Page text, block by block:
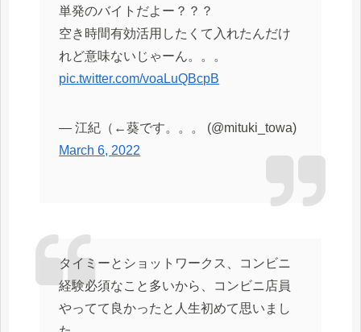
単発のバイトだよー？？？
空き時間有効活用したくて入れたんだけ
れど意味ないじゃーん。。。
pic.twitter.com/voaLuQBcpB
— 江紀（←葵です。。。 (@mituki_towa)
March 6, 2022
タイミーとショットワークス、コンビニ
経験必須なこと多いから、コンビニ店員
やってて良かったと人生初めて思いまし